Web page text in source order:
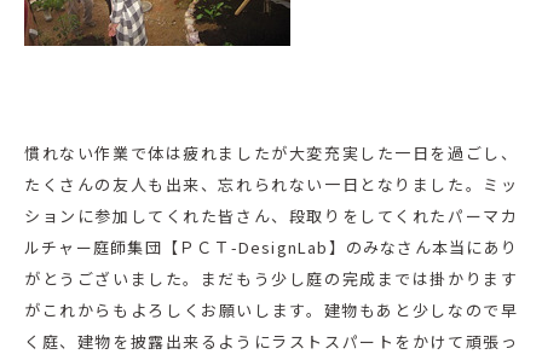
慣れない作業で体は疲れましたが大変充実した一日を過ごし、
たくさんの友人も出来、忘れられない一日となりました。ミッ
ションに参加してくれた皆さん、段取りをしてくれたパーマカ
ルチャー庭師集団【ＰＣＴ-DesignLab】のみなさん本当にあり
がとうございました。まだもう少し庭の完成までは掛かります
がこれからもよろしくお願いします。建物もあと少しなので早
く庭、建物を披露出来るようにラストスパートをかけて頑張っ